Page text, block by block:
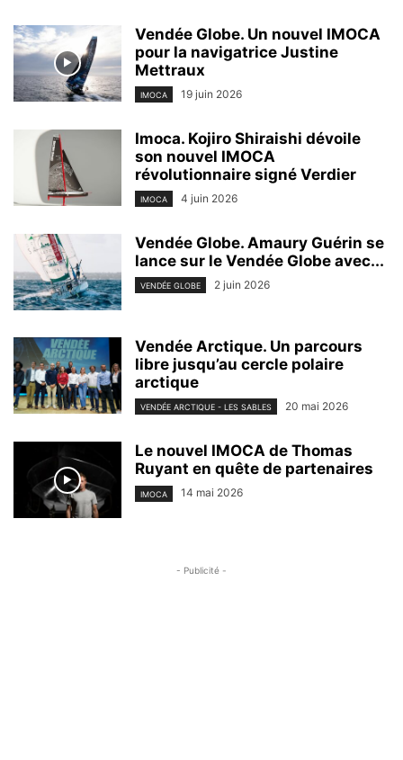
Vendée Globe. Un nouvel IMOCA
pour la navigatrice Justine
Mettraux
IMOCA 19 juin 2026
Imoca. Kojiro Shiraishi dévoile
son nouvel IMOCA
révolutionnaire signé Verdier
IMOCA 4 juin 2026
Vendée Globe. Amaury Guérin se
lance sur le Vendée Globe avec...
VENDÉE GLOBE 2 juin 2026
Vendée Arctique. Un parcours
libre jusqu’au cercle polaire
arctique
VENDÉE ARCTIQUE - LES SABLES 20 mai 2026
Le nouvel IMOCA de Thomas
Ruyant en quête de partenaires
IMOCA 14 mai 2026
- Publicité -